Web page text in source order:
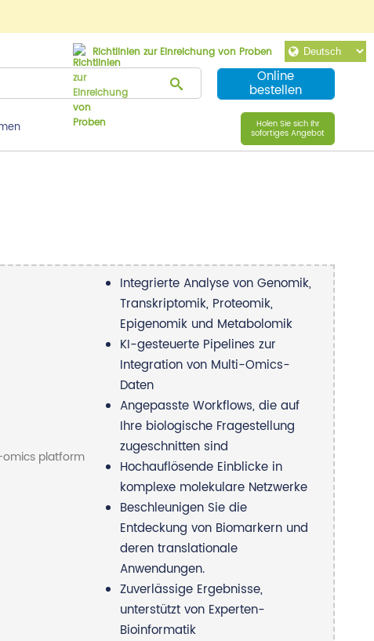
Richtlinien zur Einreichung von Proben
Online
bestellen
Holen Sie sich Ihr
sofortiges Angebot
Integrierte Analyse von Genomik,
Transkriptomik, Proteomik,
Epigenomik und Metabolomik
KI-gesteuerte Pipelines zur
Integration von Multi-Omics-
Daten
Angepasste Workflows, die auf
Ihre biologische Fragestellung
zugeschnitten sind
Hochauflösende Einblicke in
komplexe molekulare Netzwerke
Beschleunigen Sie die
Entdeckung von Biomarkern und
deren translationale
Anwendungen.
Zuverlässige Ergebnisse,
unterstützt von Experten-
Bioinformatik